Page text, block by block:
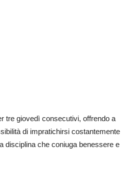
tre giovedì consecutivi, offrendo a
di impratichirsi costantemente
disciplina che coniuga benessere e